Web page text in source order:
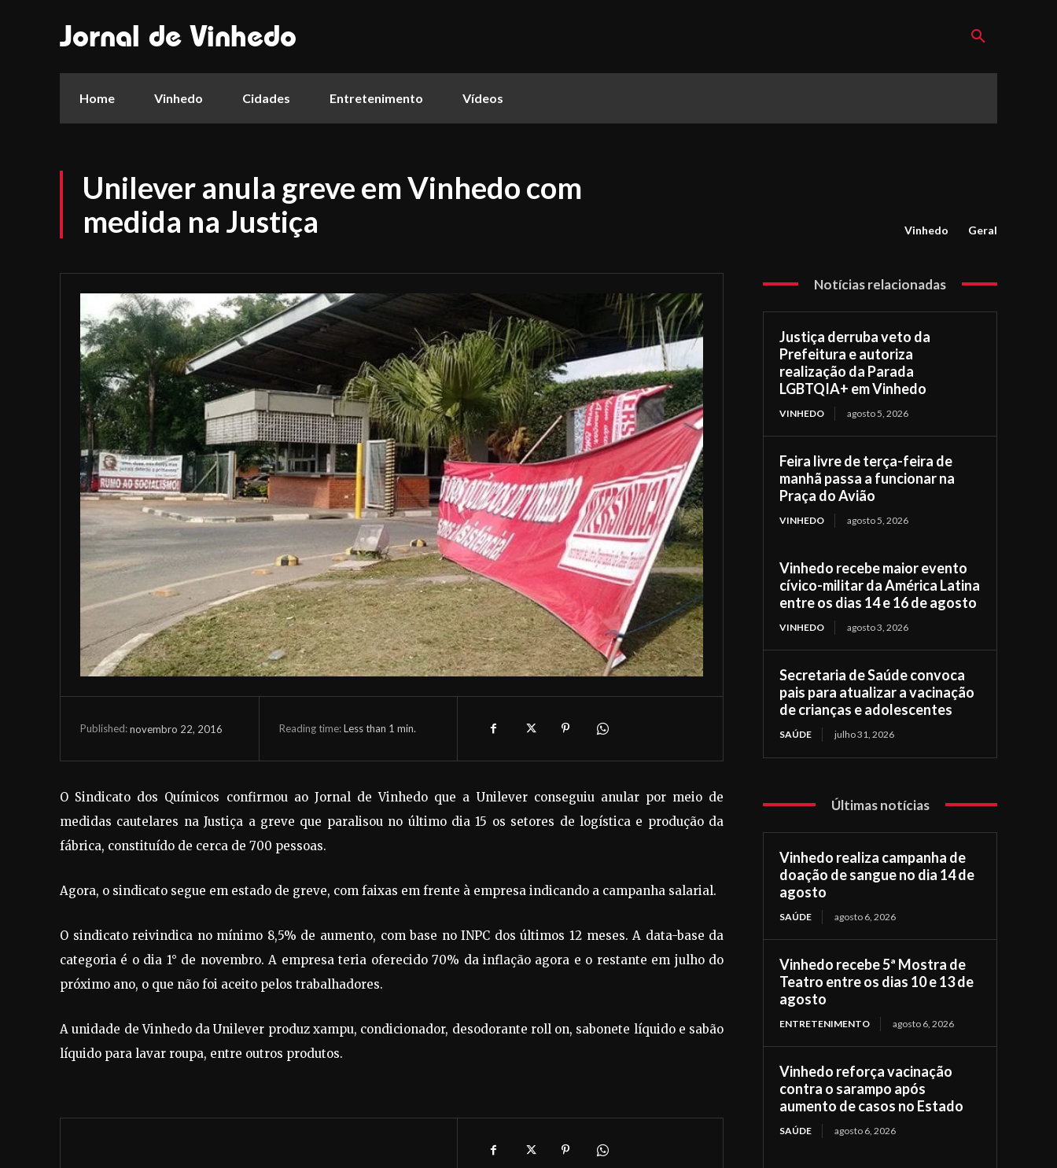
Jornal de Vinhedo
Home Vinhedo Cidades Entretenimento Vídeos
Unilever anula greve em Vinhedo com
medida na Justiça
Vinhedo Geral
Published:novembro 22, 2016 Reading time:Less than 1 min.
O Sindicato dos Químicos confirmou ao Jornal de Vinhedo que a Unilever conseguiu anular por meio de
medidas cautelares na Justiça a greve que paralisou no último dia 15 os setores de logística e produção da
fábrica, constituído de cerca de 700 pessoas.
Agora, o sindicato segue em estado de greve, com faixas em frente à empresa indicando a campanha salarial.
O sindicato reivindica no mínimo 8,5% de aumento, com base no INPC dos últimos 12 meses. A data-base da
categoria é o dia 1° de novembro. A empresa teria oferecido 70% da inflação agora e o restante em julho do
próximo ano, o que não foi aceito pelos trabalhadores.
A unidade de Vinhedo da Unilever produz xampu, condicionador, desodorante roll on, sabonete líquido e sabão
líquido para lavar roupa, entre outros produtos.
Notícias relacionadas
Justiça derruba veto da
Prefeitura e autoriza
realização da Parada
LGBTQIA+ em Vinhedo
VINHEDO agosto 5, 2026
Feira livre de terça-feira de
manhã passa a funcionar na
Praça do Avião
VINHEDO agosto 5, 2026
Vinhedo recebe maior evento
cívico-militar da América Latina
entre os dias 14 e 16 de agosto
VINHEDO agosto 3, 2026
Secretaria de Saúde convoca
pais para atualizar a vacinação
de crianças e adolescentes
SAÚDE julho 31, 2026
Últimas notícias
Vinhedo realiza campanha de
doação de sangue no dia 14 de
agosto
SAÚDE agosto 6, 2026
Vinhedo recebe 5ª Mostra de
Teatro entre os dias 10 e 13 de
agosto
ENTRETENIMENTO agosto 6, 2026
Vinhedo reforça vacinação
contra o sarampo após
aumento de casos no Estado
SAÚDE agosto 6, 2026